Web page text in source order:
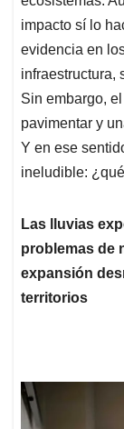
impacto sí lo
evidencia en
infraestructura,
Sin embargo,
pavimentar y
Y en ese
ineludible:
Las lluvias
problemas de
expansión
territorios